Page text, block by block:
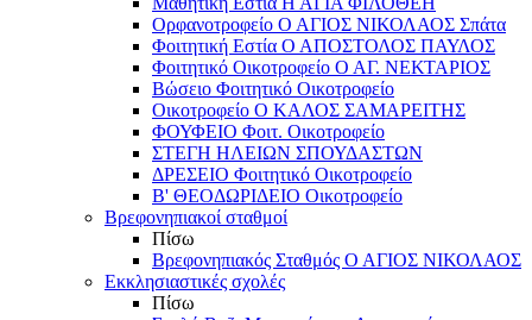
Ορφανοτροφείο Ο ΑΓΙΟΣ ΝΙΚΟΛΑΟΣ Σπάτα
Φοιτητική Εστία Ο ΑΠΟΣΤΟΛΟΣ ΠΑΥΛΟΣ
Φοιτητικό Οικοτροφείο Ο ΑΓ. ΝΕΚΤΑΡΙΟΣ
Βώσειο Φοιτητικό Οικοτροφείο
Οικοτροφείο Ο ΚΑΛΟΣ ΣΑΜΑΡΕΙΤΗΣ
ΦΟΥΦΕΙΟ Φοιτ. Οικοτροφείο
ΣΤΕΓΗ ΗΛΕΙΩΝ ΣΠΟΥΔΑΣΤΩΝ
ΔΡΕΣΕΙΟ Φοιτητικό Οικοτροφείο
Β' ΘΕΟΔΩΡΙΔΕΙΟ Οικοτροφείο
Βρεφονηπιακοί σταθμοί
Πίσω
Βρεφονηπιακός Σταθμός Ο ΑΓΙΟΣ ΝΙΚΟΛΑΟΣ
Εκκλησιαστικές σχολές
Πίσω